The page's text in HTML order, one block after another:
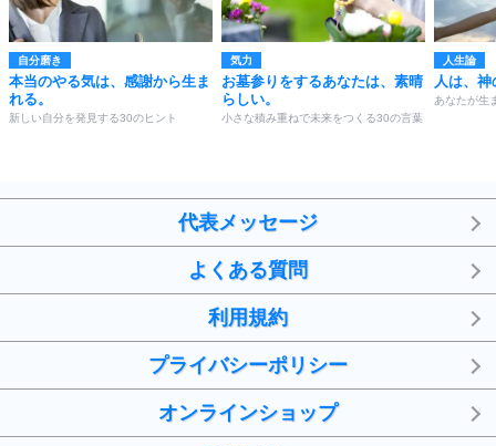
自分磨き
本当のやる気は、感謝から生ま
れる。
新しい自分を発見する30のヒント
気力
お墓参りをするあなたは、素晴
らしい。
小さな積み重ねで未来をつくる30の言葉
人生論
人は、
あなたが生
代表メッセージ
よくある質問
利用規約
プライバシーポリシー
オンラインショップ